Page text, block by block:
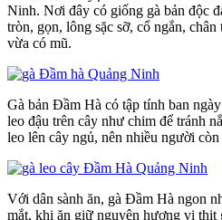
Ninh. Nơi đây có giống gà bản độc
tròn, gọn, lông sặc sỡ, cổ ngắn,
vừa có mũ.
Gà bản Đầm Hà có tập tính ban
leo đậu trên cây như chim để tránh
leo lên cây ngủ, nên nhiều người
Với dân sành ăn, gà Đầm Hà ngon
mắt, khi ăn giữ nguyên hương vị thịt